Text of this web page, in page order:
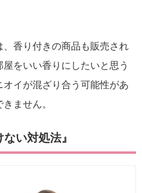
香り付きの商品も販売され
をいい香りにしたいと思う
イが混ざり合う可能性があ
ません。
い対処法』